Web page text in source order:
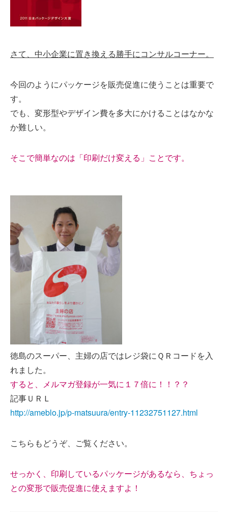
さて、中小企業に置き換える勝手にコンサルコーナー。
今回のようにパッケージを販売促進に使うことは重要で
す。
でも、変形型やデザイン費を多大にかけることはなかな
か難しい。
そこで簡単なのは「印刷だけ変える」ことです。
徳島のスーパー、主婦の店ではレジ袋にＱＲコードを入
れました。
すると、メルマガ登録が一気に１７倍に！！？？
記事ＵＲＬ
http://ameblo.jp/p-matsuura/entry-11232751127.html
こちらもどうぞ、ご覧ください。
せっかく、印刷しているパッケージがあるなら、ちょっ
との変形で販売促進に使えますよ！